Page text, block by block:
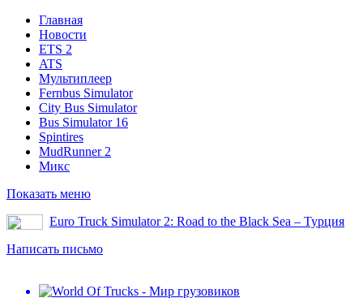
Главная
Новости
ETS 2
ATS
Мультиплеер
Fernbus Simulator
City Bus Simulator
Bus Simulator 16
Spintires
MudRunner 2
Микс
Показать меню
Euro Truck Simulator 2: Road to the Black Sea – Турция
Написать письмо